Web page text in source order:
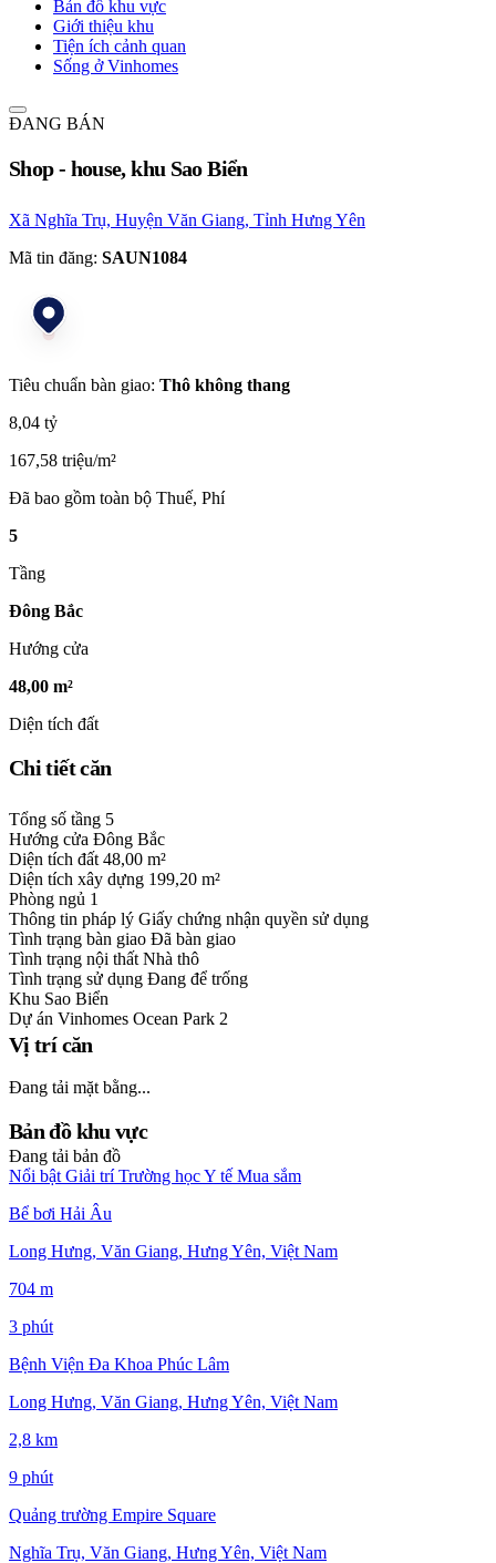
Bản đồ khu vực
Giới thiệu khu
Tiện ích cảnh quan
Sống ở Vinhomes
ĐANG BÁN
Shop - house, khu Sao Biển
Xã Nghĩa Trụ, Huyện Văn Giang, Tỉnh Hưng Yên
Mã tin đăng: SAUN1084
Tiêu chuẩn bàn giao: Thô không thang
8,04 tỷ
167,58 triệu/m²
Đã bao gồm toàn bộ Thuế, Phí
5
Tầng
Đông Bắc
Hướng cửa
48,00 m²
Diện tích đất
Chi tiết căn
Tổng số tầng 5
Hướng cửa Đông Bắc
Diện tích đất 48,00 m²
Diện tích xây dựng 199,20 m²
Phòng ngủ 1
Thông tin pháp lý Giấy chứng nhận quyền sử dụng
Tình trạng bàn giao Đã bàn giao
Tình trạng nội thất Nhà thô
Tình trạng sử dụng Đang để trống
Khu Sao Biển
Dự án Vinhomes Ocean Park 2
Vị trí căn
Đang tải mặt bằng...
Bản đồ khu vực
Đang tải bản đồ
Nổi bật Giải trí Trường họcY tế Mua sắm
Bể bơi Hải Âu
Long Hưng, Văn Giang, Hưng Yên, Việt Nam
704 m
3 phút
Bệnh Viện Đa Khoa Phúc Lâm
Long Hưng, Văn Giang, Hưng Yên, Việt Nam
2,8 km
9 phút
Quảng trường Empire Square
Nghĩa Trụ, Văn Giang, Hưng Yên, Việt Nam